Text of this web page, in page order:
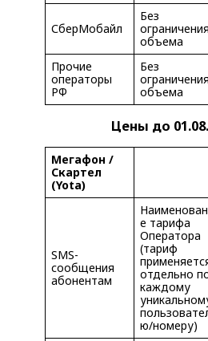
СберМобайл
Без
ограничения
объема
Прочие
операторы
РФ
Без
ограничения
объема
Цены до
Мегафон /
Скартел
(Yota)
SMS-
сообщения
абонентам
е тарифа
Оператора
(тариф
отдельно
каждому
ю/номеру)